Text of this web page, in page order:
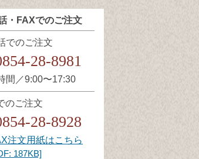
・FAXでのご注文
でのご注文
28-8981
間／9:00〜17:30
のご注文
28-8928
注文用紙はこちら
187KB]